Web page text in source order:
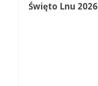
Święto Lnu 2026